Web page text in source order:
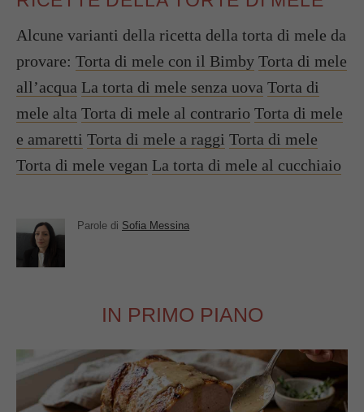
Alcune varianti della ricetta della torta di mele da
provare: Torta di mele con il Bimby Torta di mele
all’acqua La torta di mele senza uova Torta di
mele alta Torta di mele al contrario Torta di mele
e amaretti Torta di mele a raggi Torta di mele
Torta di mele vegan La torta di mele al cucchiaio
Parole di Sofia Messina
IN PRIMO PIANO